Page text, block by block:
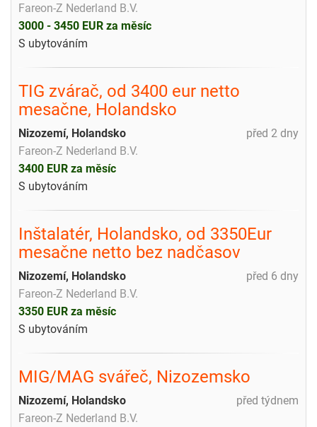
Fareon-Z Nederland B.V.
3000 - 3450 EUR za měsíc
S ubytováním
TIG zvárač, od 3400 eur netto
mesačne, Holandsko
před 2 dny
Nizozemí, Holandsko
Fareon-Z Nederland B.V.
3400 EUR za měsíc
S ubytováním
Inštalatér, Holandsko, od 3350Eur
mesačne netto bez nadčasov
před 6 dny
Nizozemí, Holandsko
Fareon-Z Nederland B.V.
3350 EUR za měsíc
S ubytováním
MIG/MAG svářeč, Nizozemsko
před týdnem
Nizozemí, Holandsko
Fareon-Z Nederland B.V.